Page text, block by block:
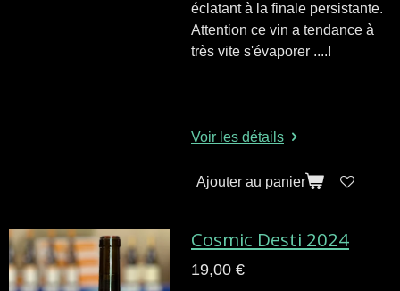
éclatant à la finale persistante.
Attention ce vin a tendance à
très vite s'évaporer ....!
Voir les détails
Ajouter au panier
Cosmic Desti 2024
19,00 €